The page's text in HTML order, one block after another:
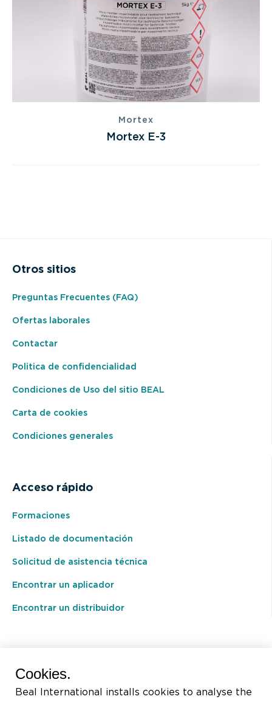
Mortex
Mortex E-3
Otros sitios
Preguntas Frecuentes (FAQ)
Ofertas laborales
Contactar
Politica de confidencialidad
Condiciones de Uso del sitio BEAL
Carta de cookies
Condiciones generales
Acceso rápido
Formaciones
Listado de documentación
Solicitud de asistencia técnica
Encontrar un aplicador
Encontrar un distribuidor
Rue du Tronquoy, 8
Cookies.
Beal International installs cookies to analyse the